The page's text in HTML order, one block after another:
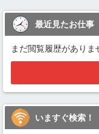
最近見たお仕事
まだ閲覧履歴がありま
いますぐ検索！